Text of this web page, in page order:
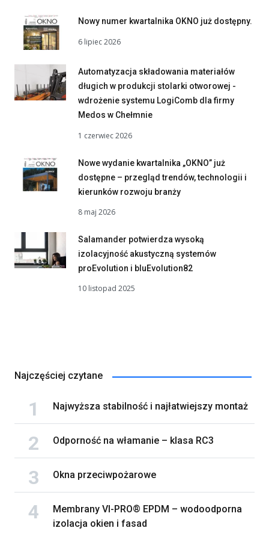
Nowy numer kwartalnika OKNO już dostępny.
6 lipiec 2026
Automatyzacja składowania materiałów
długich w produkcji stolarki otworowej -
wdrożenie systemu LogiComb dla firmy
Medos w Chełmnie
1 czerwiec 2026
Nowe wydanie kwartalnika „OKNO” już
dostępne – przegląd trendów, technologii i
kierunków rozwoju branży
8 maj 2026
Salamander potwierdza wysoką
izolacyjność akustyczną systemów
proEvolution i bluEvolution82
10 listopad 2025
Najczęściej czytane
Najwyższa stabilność i najłatwiejszy montaż
Odporność na włamanie – klasa RC3
Okna przeciwpożarowe
Membrany VI-PRO® EPDM – wodoodporna
izolacja okien i fasad